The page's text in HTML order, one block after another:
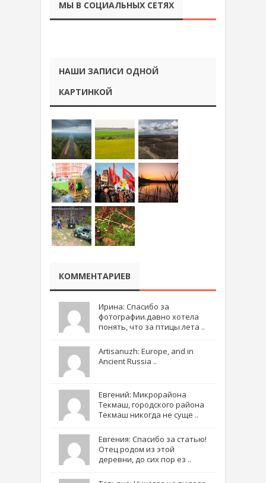
МЫ В СОЦИАЛЬНЫХ СЕТЯХ
НАШИ ЗАПИСИ ОДНОЙ
КАРТИНКОЙ
КОММЕНТАРИЕВ
Ирина: Спасибо за
фотографии.давно хотела
понять, что за птицы лета ..
Artisanuzh: Europe, and in
Ancient Russia ..
Евгений: Микрорайона
Текмаш, городского района
Текмаш никогда не суще ..
Евгения: Спасибо за статью!
Отец родом из этой
деревни, до сих пор ез ..